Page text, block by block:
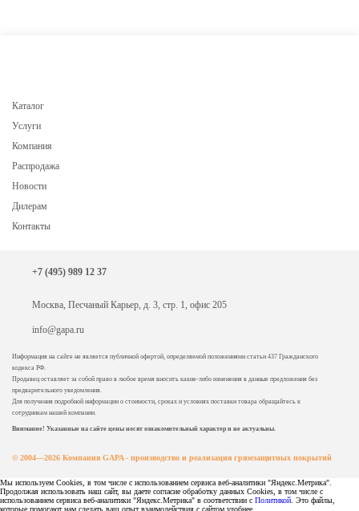
Каталог
Услуги
Компания
Распродажа
Новости
Дилерам
Контакты
Информация на сайте не является публичной офертой, определяемой положениями статьи 437 Гражданского
кодекса РФ.
Продавец оставляет за собой право в любое время вносить какие-либо изменения в данные предложения без
предварительного уведомления.
Для получения подробной информации о стоимости, сроках и условиях поставки товара обращайтесь к
сотрудникам нашей компании.
Внимание! Указанные на сайте цены носят ознакомительный характер и не актуальны.
© 2004—2026 Компания GAPA - производство и реализация грязезащитных покрытий
+7 (495) 989 12 37
Москва, Песчаный Карьер, д. 3, стр. 1, офис 205
info@gapa.ru
Мы используем Cookies, в том числе с использованием сервиса веб-аналитики "Яндекс.Метрика".
Продолжая использовать наш сайт, вы даете согласие обработку данных Cookies, в том числе с
использованием сервиса веб-аналитики "Яндекс.Метрика" в соответствии с Политикой . Это файлы,
которые помогают нам сделать ваш опыт взаимодействия с сайтом удобнее.